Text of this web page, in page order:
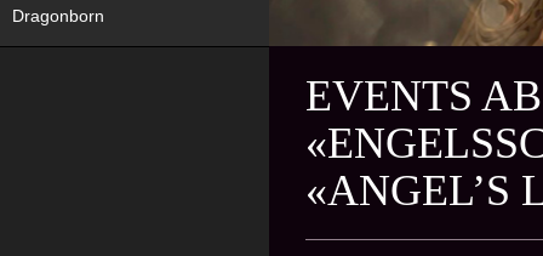
EVENTS
«ANGEL’S
Dragonborn